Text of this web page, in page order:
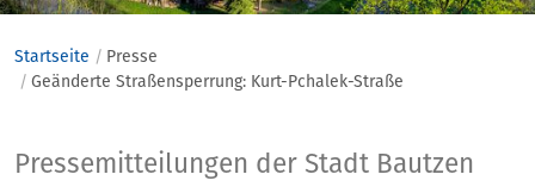
Startseite
Presse
Geänderte Straßensperrung: Kurt-Pchalek-Straße
Presse
Pressemitteilungen der Stadt Bautzen